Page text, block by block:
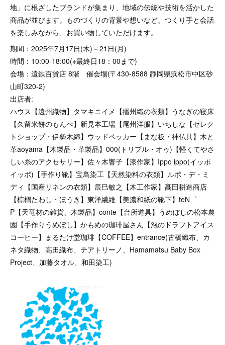
地」に根ざしたブランドが集まり、地域の伝統や技術を活かした
商品が並びます。ものづくりの背景や想いなど、つくり手と会話
を楽しみながら、お買い物していただけます。
期間：2025年7月17日(木)－21日(月)
時間：10:00-18:00(※最終日18：00まで)
会場：遠鉄百貨店 8階 催会場(〒430-8588 静岡県浜松市中区砂
山町320-2)
出店者:
ハウス【遠州織物】タマキニイメ【播州織の衣類】うなぎの寝床
【久留米餅のもんぺ】新見本工場【尾州洋服】いちしな【セレク
トショップ・伊勢木綿】ウッドペッカー【まな板・神仏具】木と
革aoyama【木製品・革製品】000(トリプル・オゥ)【軽くてやさ
しい糸のアクセサリー】佐々木響子【漆作家】Ippo ippo(イッポ
イッポ)【手作り靴】宝島染工【天然染料の衣類】ルポ・デ・ミ
ディ【国産リネンの衣類】辰巳敏之【木工作家】髙田耕造商店
【棕櫚たわし・ほうき】東洋繊維【美濃和紙の靴下】teN゜
P【天竜材の雑貨、木製品】conte【台所道具】うめぼしの松本農
園【手作りうめぼし】かもめの珈琲屋さん【泡のドラフトアイス
コーヒー】まるたけ堂珈琲【COFFEE】entrance(古橋織布、カ
ネタ織物、高田織布、テアトリーノ、Hamamatsu Baby Box
Project、加藤タオル、和田染工)